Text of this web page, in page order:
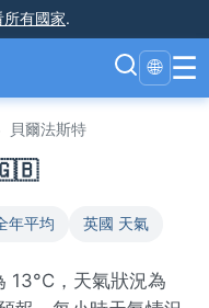
所有國家.
🌐 ☰
貝爾法斯特
🇬🇧
年平均 英國 天氣
13°C，天氣狀況為